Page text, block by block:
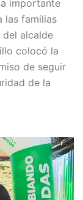
importante
las familias
del alcalde
colocó la
de seguir
de la